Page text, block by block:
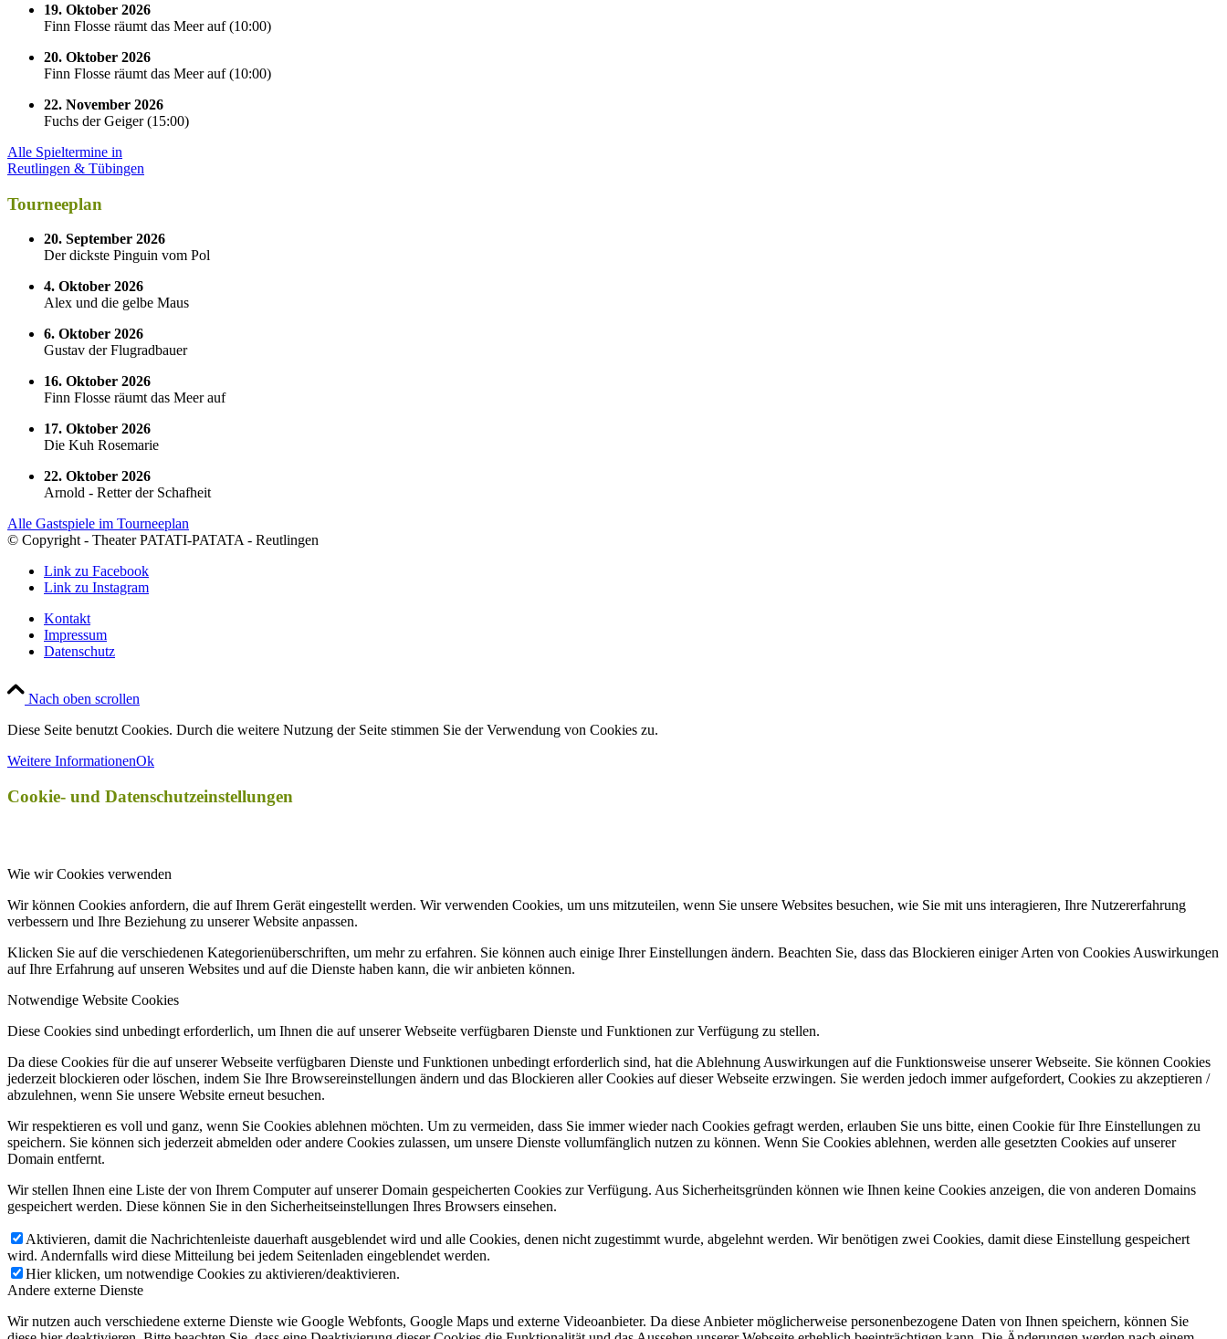
19. Oktober 2026
Finn Flosse räumt das Meer auf(10:00)
20. Oktober 2026
Finn Flosse räumt das Meer auf(10:00)
22. November 2026
Fuchs der Geiger(15:00)
Alle Spieltermine in
Reutlingen & Tübingen
Tourneeplan
20. September 2026
Der dickste Pinguin vom Pol
4. Oktober 2026
Alex und die gelbe Maus
6. Oktober 2026
Gustav der Flugradbauer
16. Oktober 2026
Finn Flosse räumt das Meer auf
17. Oktober 2026
Die Kuh Rosemarie
22. Oktober 2026
Arnold - Retter der Schafheit
Alle Gastspiele im Tourneeplan
© Copyright - Theater PATATI-PATATA - Reutlingen
Link zu Facebook
Link zu Instagram
Kontakt
Impressum
Datenschutz
Nach oben scrollen
Diese Seite benutzt Cookies. Durch die weitere Nutzung der Seite stimmen Sie der Verwendung von Cookies zu.
Weitere InformationenOk
Cookie- und Datenschutzeinstellungen
Wie wir Cookies verwenden
Wir können Cookies anfordern, die auf Ihrem Gerät eingestellt werden. Wir verwenden Cookies, um uns mitzuteilen, wenn Sie unsere Websites besuchen, wie Sie mit uns interagieren, Ihre Nutzererfahrung
verbessern und Ihre Beziehung zu unserer Website anpassen.
Klicken Sie auf die verschiedenen Kategorienüberschriften, um mehr zu erfahren. Sie können auch einige Ihrer Einstellungen ändern. Beachten Sie, dass das Blockieren einiger Arten von Cookies Auswirkungen
auf Ihre Erfahrung auf unseren Websites und auf die Dienste haben kann, die wir anbieten können.
Notwendige Website Cookies
Diese Cookies sind unbedingt erforderlich, um Ihnen die auf unserer Webseite verfügbaren Dienste und Funktionen zur Verfügung zu stellen.
Da diese Cookies für die auf unserer Webseite verfügbaren Dienste und Funktionen unbedingt erforderlich sind, hat die Ablehnung Auswirkungen auf die Funktionsweise unserer Webseite. Sie können Cookies
jederzeit blockieren oder löschen, indem Sie Ihre Browsereinstellungen ändern und das Blockieren aller Cookies auf dieser Webseite erzwingen. Sie werden jedoch immer aufgefordert, Cookies zu akzeptieren /
abzulehnen, wenn Sie unsere Website erneut besuchen.
Wir respektieren es voll und ganz, wenn Sie Cookies ablehnen möchten. Um zu vermeiden, dass Sie immer wieder nach Cookies gefragt werden, erlauben Sie uns bitte, einen Cookie für Ihre Einstellungen zu
speichern. Sie können sich jederzeit abmelden oder andere Cookies zulassen, um unsere Dienste vollumfänglich nutzen zu können. Wenn Sie Cookies ablehnen, werden alle gesetzten Cookies auf unserer
Domain entfernt.
Wir stellen Ihnen eine Liste der von Ihrem Computer auf unserer Domain gespeicherten Cookies zur Verfügung. Aus Sicherheitsgründen können wie Ihnen keine Cookies anzeigen, die von anderen Domains
gespeichert werden. Diese können Sie in den Sicherheitseinstellungen Ihres Browsers einsehen.
Aktivieren, damit die Nachrichtenleiste dauerhaft ausgeblendet wird und alle Cookies, denen nicht zugestimmt wurde, abgelehnt werden. Wir benötigen zwei Cookies, damit diese Einstellung gespeichert
wird. Andernfalls wird diese Mitteilung bei jedem Seitenladen eingeblendet werden.
Hier klicken, um notwendige Cookies zu aktivieren/deaktivieren.
Andere externe Dienste
Wir nutzen auch verschiedene externe Dienste wie Google Webfonts, Google Maps und externe Videoanbieter. Da diese Anbieter möglicherweise personenbezogene Daten von Ihnen speichern, können Sie